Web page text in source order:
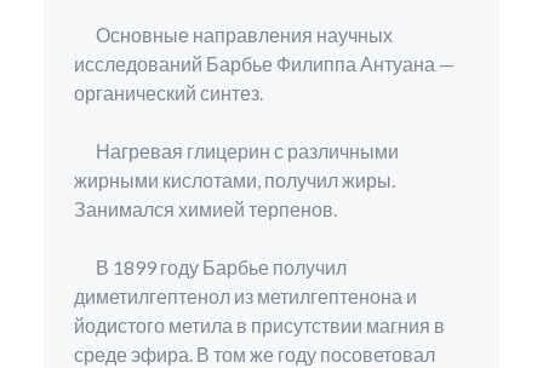
Основные направления научных
исследований Барбье Филиппа Антуана —
органический синтез.
Нагревая глицерин с различными
жирными кислотами, получил жиры.
Занимался химией терпенов.
В 1899 году Барбье получил
диметилгептенол из метилгептенона и
йодистого метила в присутствии магния в
среде эфира. В том же году посоветовал